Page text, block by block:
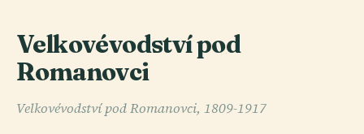
Velkovévodství pod
Romanovci
Velkovévodství pod Romanovci, 1809-1917